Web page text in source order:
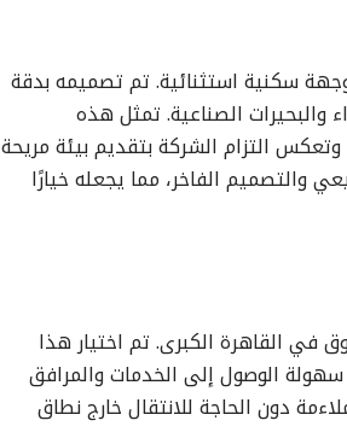
سكنية استثنائية. تم تصميمه بدقة
والبحيرات الصناعية. تمثل هذه
التزام الشركة بتقديم بيئة مريحة
والتصميم الفاخر، مما يجعله خيارًا
القاهرة الكبرى. تم اختيار هذا
سهولة الوصول إلى الخدمات والمرافق
دون الحاجة للانتقال خارج نطاق